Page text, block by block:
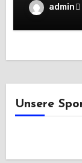
admin
Unsere